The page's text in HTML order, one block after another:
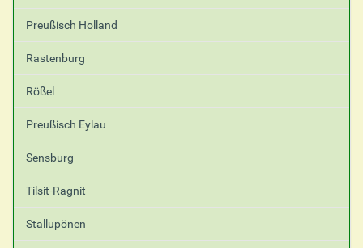
Preußisch Holland
Rastenburg
Rößel
Preußisch Eylau
Sensburg
Tilsit-Ragnit
Stallupönen